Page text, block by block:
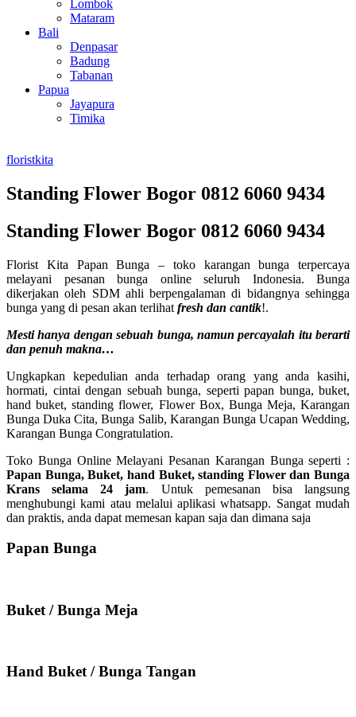
Lombok
Mataram
Bali
Denpasar
Badung
Tabanan
Papua
Jayapura
Timika
floristkita
Standing Flower Bogor 0812 6060 9434
Standing Flower Bogor 0812 6060 9434
Florist Kita Papan Bunga – toko karangan bunga terpercaya
melayani pesanan bunga online seluruh Indonesia. Bunga
dikerjakan oleh SDM ahli berpengalaman di bidangnya sehingga
bunga yang di pesan akan terlihat fresh dan cantik!.
Mesti hanya dengan sebuah bunga, namun percayalah itu berarti
dan penuh makna…
Ungkapkan kepedulian anda terhadap orang yang anda kasihi,
hormati, cintai dengan sebuah bunga, seperti papan bunga, buket,
hand buket, standing flower, Flower Box, Bunga Meja, Karangan
Bunga Duka Cita, Bunga Salib, Karangan Bunga Ucapan Wedding,
Karangan Bunga Congratulation.
Toko Bunga Online Melayani Pesanan Karangan Bunga seperti :
Papan Bunga, Buket, hand Buket, standing Flower dan Bunga
Krans selama 24 jam. Untuk pemesanan bisa langsung
menghubungi kami atau melalui aplikasi whatsapp. Sangat mudah
dan praktis, anda dapat memesan kapan saja dan dimana saja
Papan Bunga
Buket / Bunga Meja
Hand Buket / Bunga Tangan